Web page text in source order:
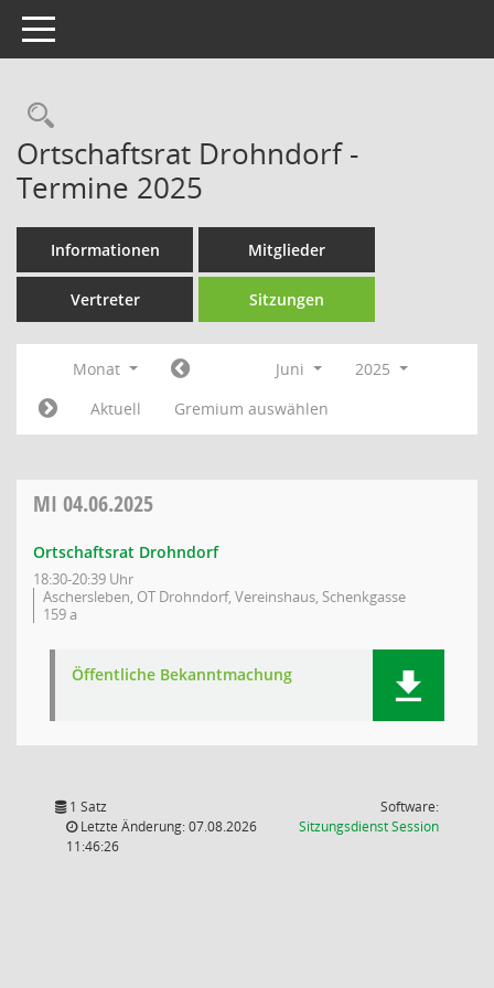
Toggle navigation
Rechercheauswahl
Ortschaftsrat Drohndorf -
Termine 2025
Informationen Mitglieder
Vertreter Sitzungen
Monat Juni
2025
Aktuell
Gremium auswählen
MI 04.06.2025
Ortschaftsrat Drohndorf
18:30-20:39 Uhr
Aschersleben, OT Drohndorf, Vereinshaus, Schenkgasse
159 a
Öffentliche Bekanntmachung
1 Satz
Letzte Änderung: 07.08.2026
11:46:26
Software:
SitzungsdienstSession(Wird in